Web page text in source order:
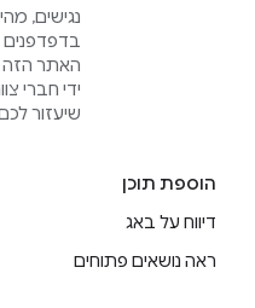
נגישים,
האתר הזה
שיעזור
הוספת תוכן
דיווח על באג
ראה נושאים פתוחים